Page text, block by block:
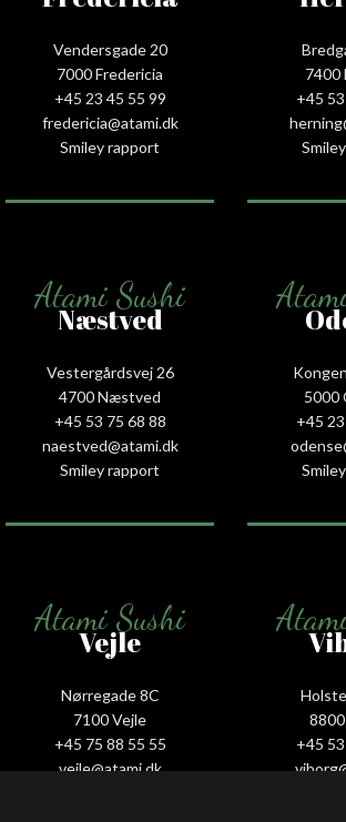
Vendersgade 20
7000 Fredericia
+45 23 45 55 99
fredericia@atami.dk
Smiley rapport
7400
+45
Atami Sushi
Næstved
Vestergårdsvej 26
4700 Næstved
+45 53 75 68 88
naestved@atami.dk
Smiley rapport
5000
+45
Atami Sushi
Vejle
Nørregade 8C
7100 Vejle
+45 75 88 55 55
vejle@atami.dk
+45